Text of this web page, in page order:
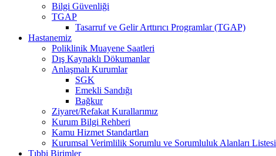
Bilgi Güvenliği
TGAP
Tasarruf ve Gelir Arttırıcı Programlar (TGAP)
Hastanemiz
Poliklinik Muayene Saatleri
Dış Kaynaklı Dökumanlar
Anlaşmalı Kurumlar
SGK
Emekli Sandığı
Bağkur
Ziyaret/Refakat Kurallarımız
Kurum Bilgi Rehberi
Kamu Hizmet Standartları
Kurumsal Verimlilik Sorumlu ve Sorumluluk Alanları Listesi
Tıbbi Birimler